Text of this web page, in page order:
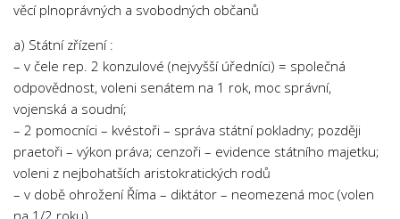
věcí plnoprávných a svobodných občanů
a) Státní zřízení :
– v čele rep. 2 konzulové (nejvyšší úředníci) = společná
odpovědnost, voleni senátem na 1 rok, moc správní,
vojenská a soudní;
– 2 pomocníci – kvéstoři – správa státní pokladny; později
praetoři – výkon práva; cenzoři – evidence státního majetku;
voleni z nejbohatších aristokratických rodů
– v době ohrožení Říma – diktátor – neomezená moc (volen
na 1/2 roku)